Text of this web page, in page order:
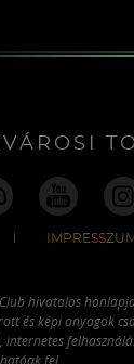
IMPRESSZUM
hivatalos
és képi anyagok
internetes
fel.